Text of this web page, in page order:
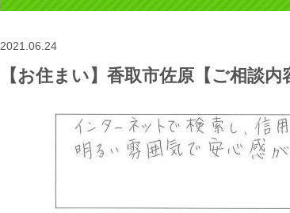
2021.06.24
【お住まい】香取市佐原【ご相談内